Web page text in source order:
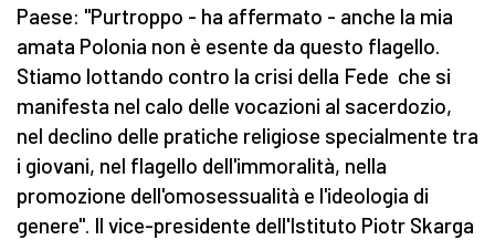
Paese: "Purtroppo - ha affermato - anche la mia
amata Polonia non è esente da questo flagello.
Stiamo lottando contro la crisi della Fede che si
manifesta nel calo delle vocazioni al sacerdozio,
nel declino delle pratiche religiose specialmente tra
i giovani, nel flagello dell'immoralità, nella
promozione dell'omosessualità e l'ideologia di
genere". Il vice-presidente dell'Istituto Piotr Skarga